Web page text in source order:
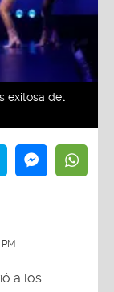
exitosa del
a los